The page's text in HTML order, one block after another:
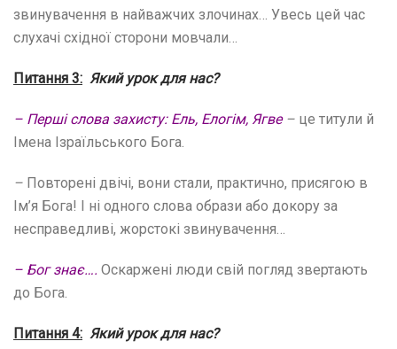
звинувачення в найважчих злочинах… Увесь цей час
слухачі східної сторони мовчали…
Питання 3: Який урок для нас?
– Перші слова захисту: Ель, Елогім, Ягве – це титули й
Імена Ізраїльського Бога.
– Повторені двічі, вони стали, практично, присягою в
Ім’я Бога! І ні одного слова образи або докору за
несправедливі, жорстокі звинувачення…
– Бог знає…. Оскаржені люди свій погляд звертають
до Бога.
Питання 4: Який урок для нас?